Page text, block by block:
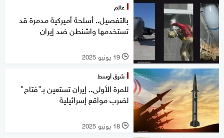
عالم
بالتفصيل.. أسلحة أميركية مدمرة قد
تستخدمها واشنطن ضد إيران
l 19 يونيو 2025
شرق أوسط
للمرة الأولى.. إيران تستعين بـ"فتاح"
لضرب مواقع إسرائيلية
l 18 يونيو 2025